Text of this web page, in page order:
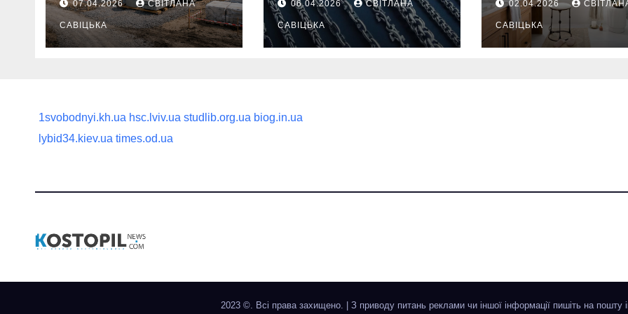
продумати до
першої доставки
на ділянку
07.04.2026 СВІТЛАНА
САВІЦЬКА
вважаються
найнадійнішими
06.04.2026 СВІТЛАНА
САВІЦЬКА
ежедневную
гигиену в
02.04.2026
САВІЦЬКА
1svobodnyi.kh.ua hsc.lviv.ua studlib.org.ua biog.in.ua
lybid34.kiev.ua times.od.ua
2023 ©. Всі права захищено. З приводу питань реклами чи іншої інформації пишіть на пошту